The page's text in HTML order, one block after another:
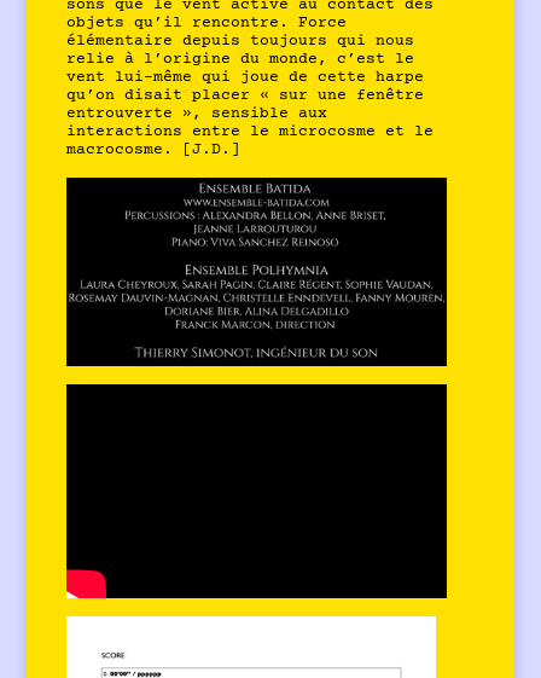
sons que le vent active au contact des
objets qu’il rencontre. Force
élémentaire depuis toujours qui nous
relie à l’origine du monde, c’est le
vent lui-même qui joue de cette harpe
qu’on disait placer « sur une fenêtre
entrouverte », sensible aux
interactions entre le microcosme et le
macrocosme. [J.D.]